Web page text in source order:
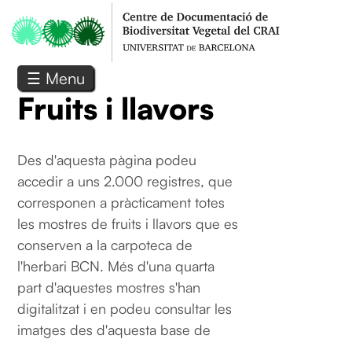
☰ Menu
Fruits i llavors
Des d'aquesta pàgina podeu
accedir a uns 2.000 registres, que
corresponen a pràcticament totes
les mostres de fruits i llavors que es
conserven a la carpoteca de
l'herbari BCN. Més d'una quarta
part d'aquestes mostres s'han
digitalitzat i en podeu consultar les
imatges des d'aquesta base de